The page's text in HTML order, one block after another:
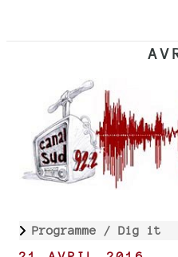
Programme / Dig it